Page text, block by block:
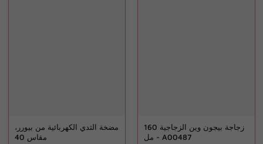
مضخة الثدي الكهربائية من بيورر،
مقاس 40
زجاجة بيجون وين الزجاجية 160
مل - A00487